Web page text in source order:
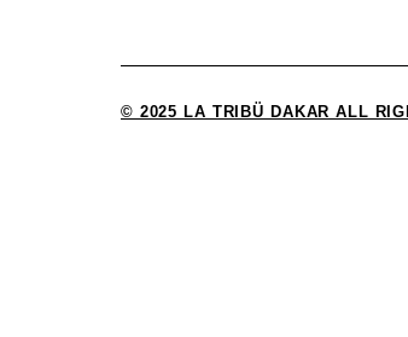
© 2025 LA TRIBÜ DAKAR ALL